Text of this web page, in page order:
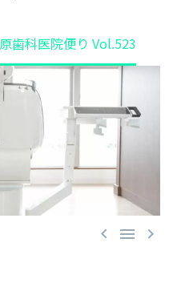
原歯科医院便り Vol.523
  